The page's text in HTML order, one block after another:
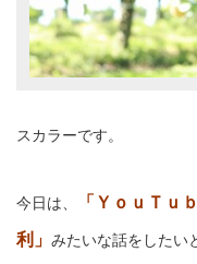
スカラーです。
今日は、
「ＹｏｕＴｕ
利」 みたいな話をしたい